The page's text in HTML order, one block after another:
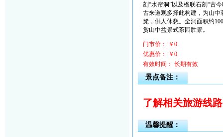
刻“水帘洞”以及楹联石刻“古
古来道观多择此构建，为山
凳，供人休憩。全洞面积约
赏山中盆景式茶园胜景。
门市价： ￥0
优惠价： ￥0
有效时间： 长期有效
景点备注：
了解相关旅游线
温馨提醒：